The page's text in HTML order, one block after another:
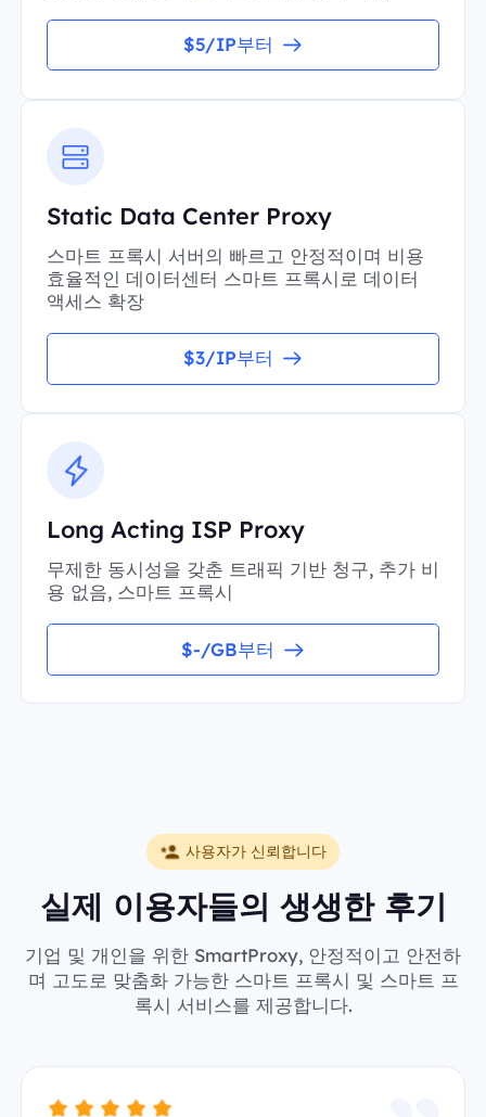
$5/IP부터
Static Data Center Proxy
스마트 프록시 서버의 빠르고 안정적이며 비용
효율적인 데이터센터 스마트 프록시로 데이터
액세스 확장
$3/IP부터
Long Acting ISP Proxy
무제한 동시성을 갖춘 트래픽 기반 청구, 추가 비
용 없음, 스마트 프록시
$-/GB부터
사용자가 신뢰합니다
실제 이용자들의 생생한 후기
기업 및 개인을 위한 SmartProxy, 안정적이고 안전하
며 고도로 맞춤화 가능한 스마트 프록시 및 스마트 프
록시 서비스를 제공합니다.